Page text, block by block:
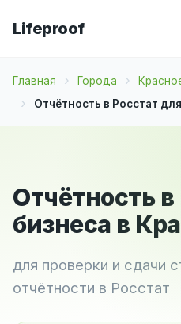
Lifeproof
Главная Города
Отчётность в Росстат
Отчётность
бизнеса в
для проверки и сдачи
отчётности в Росстат